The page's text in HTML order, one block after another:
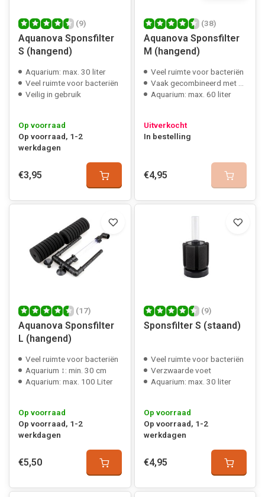
(9)
Aquanova Sponsfilter
S (hangend)
Aquarium: max. 30 liter
Veel ruimte voor bacteriën
Veilig in gebruik
Op voorraad
Op voorraad, 1-2
werkdagen
€3,95
(38)
Aquanova Sponsfilter
M (hangend)
Veel ruimte voor bacteriën
Vaak gecombineerd met Aquael Pat mini
Aquarium: max. 60 liter
Uitverkocht
In bestelling
€4,95
(17)
Aquanova Sponsfilter
L (hangend)
Veel ruimte voor bacteriën
Aquarium ↕: min. 30 cm
Aquarium: max. 100 Liter
Op voorraad
Op voorraad, 1-2
werkdagen
€5,50
(9)
Sponsfilter S (staand)
Veel ruimte voor bacteriën
Verzwaarde voet
Aquarium: max. 30 liter
Op voorraad
Op voorraad, 1-2
werkdagen
€4,95